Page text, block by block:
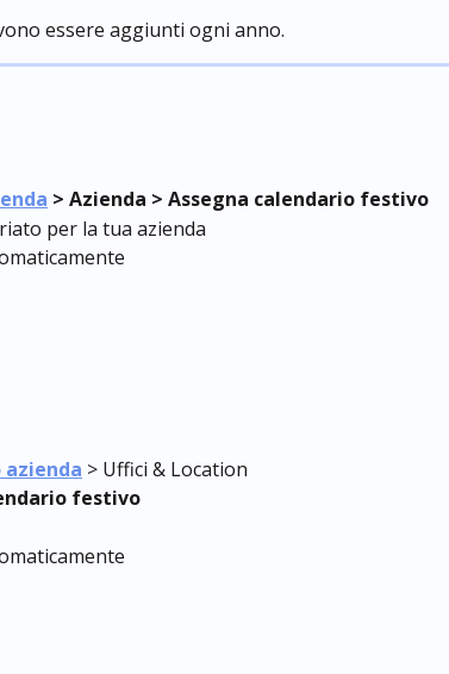
essere aggiunti ogni anno.
> Azienda > Assegna calendario festivo
per la tua azienda
azienda > Uffici & Location
festivo